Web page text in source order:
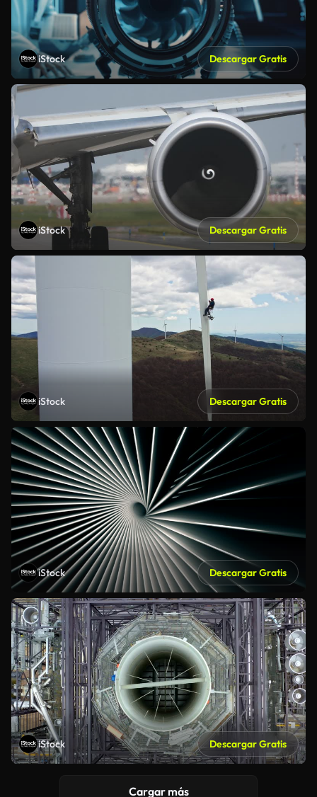
iStock Descargar Gratis
iStock Descargar Gratis
iStock Descargar Gratis
iStock Descargar Gratis
iStock Descargar Gratis
Cargar más